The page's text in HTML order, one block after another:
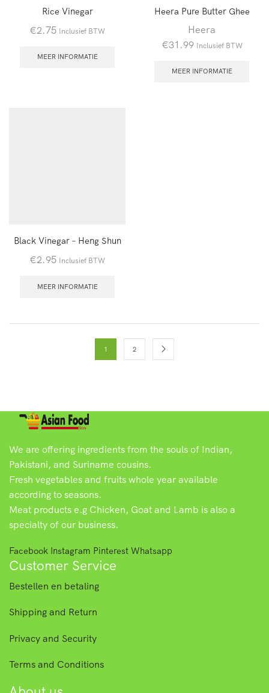
Rice Vinegar
€2.75 Inclusief BTW
MEER INFORMATIE
Heera Pure Butter Ghee
Heera
€31.99 Inclusief BTW
MEER INFORMATIE
Black Vinegar – Heng Shun
€2.95 Inclusief BTW
MEER INFORMATIE
1 2
We are offering ingredients from the souls of Indian,
Pakistani, and Suriname cousins.
Fresh vegetables and fruits whole year available
according to seasons.
Meat products e.g Chicken, Goat and Lamb is also a
specialty of our business.
Facebook Instagram Pinterest Whatsapp
Customer Service
Bestellen en betaling
Shipping and Return
Privacy and Security
Terms and Conditions